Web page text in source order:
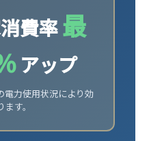
費率最
アップ
力使用状況により効
す。